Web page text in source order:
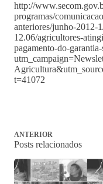
http://
programas/
anteriores/junho-2012-
12.06/agricultores-
pagamento-do-
t=41072
ANTERIOR
Posts relacionados